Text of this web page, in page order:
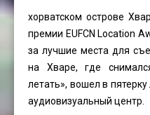
хорватском острове
премии EUFCN Location
за лучшие места для
на Хваре, где
летать», вошел в
аудиовизуальный центр.